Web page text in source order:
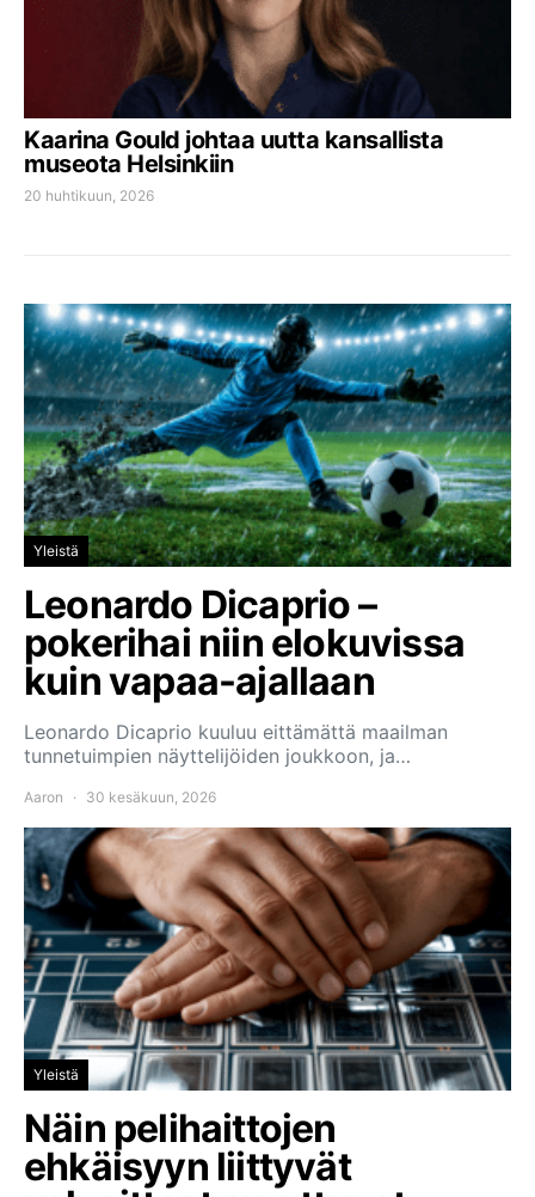
Kaarina Gould johtaa uutta kansallista
museota Helsinkiin
20 huhtikuun, 2026
Yleistä
Leonardo Dicaprio –
pokerihai niin elokuvissa
kuin vapaa-ajallaan
Leonardo Dicaprio kuuluu eittämättä maailman
tunnetuimpien näyttelijöiden joukkoon, ja…
Aaron 30 kesäkuun, 2026
Yleistä
Näin pelihaittojen
ehkäisyyn liittyvät